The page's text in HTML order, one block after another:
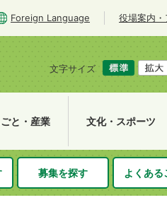
Foreign Language 役場案内・
文字サイズ
ごと・産業 文化・スポーツ
募集を探す よくある